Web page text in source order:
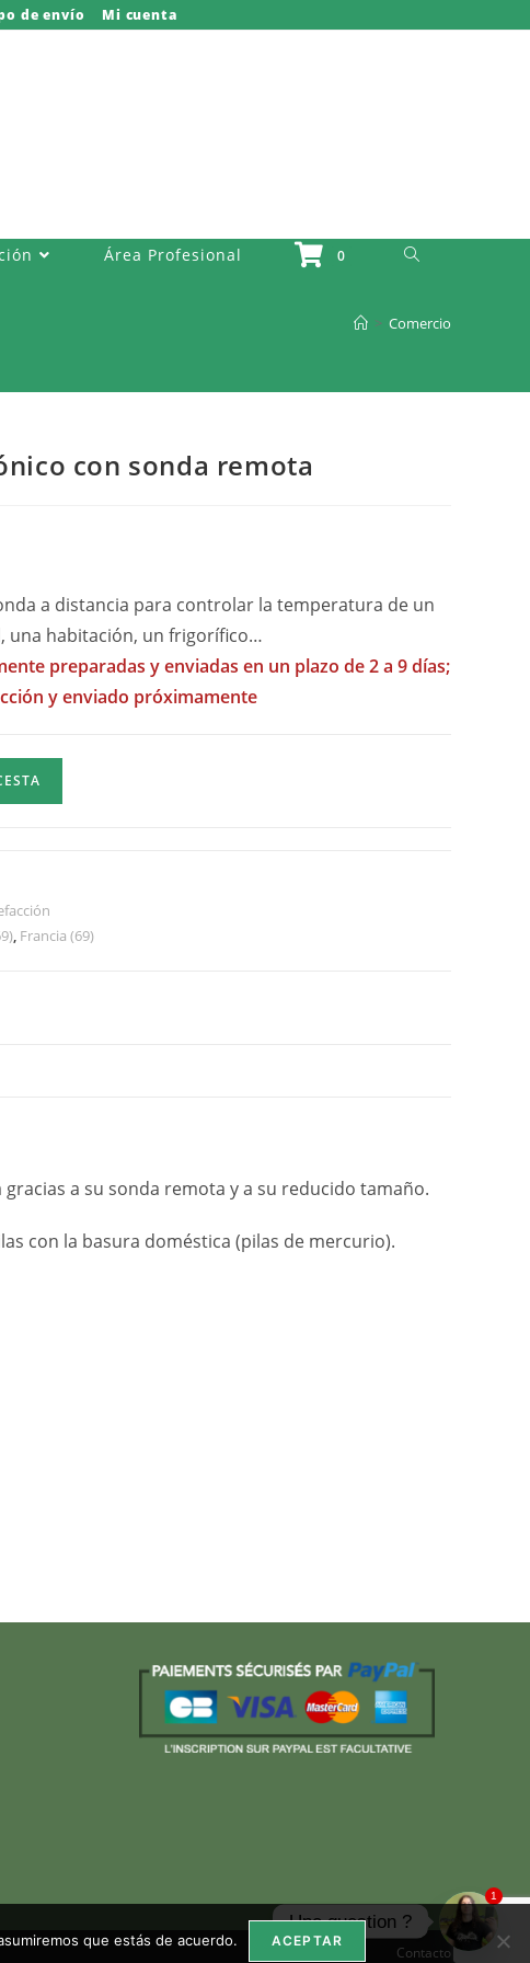
de envío Mi cuenta
Área Profesional 0 Activar O Desactivar La Búsqueda Del Sitio Web
> Comercio
con sonda remota
a distancia para controlar la temperatura de un
una habitación, un frigorífico…
preparadas y enviadas en un plazo de 2 a 9 días;
y enviado próximamente
, Francia (69)
a su sonda remota y a su reducido tamaño.
con la basura doméstica (pilas de mercurio).
Contacto
que estás de acuerdo. ACEPTAR
Une question ?
1